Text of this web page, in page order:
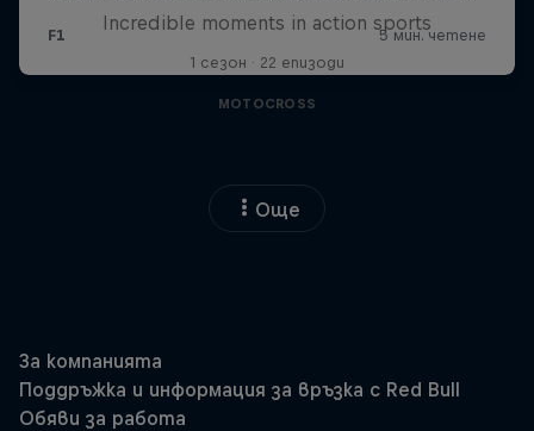
Incredible moments in action sports
1 сезон · 22 епизоди
MOTOCROSS
Още